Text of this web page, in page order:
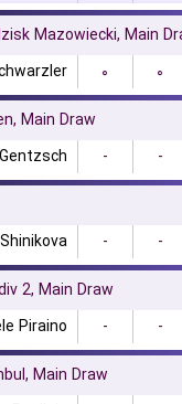
Mazowiecki, Main
۰ ۰
Main Draw
- -
- -
2, Main Draw
Piraino
- -
Main Draw